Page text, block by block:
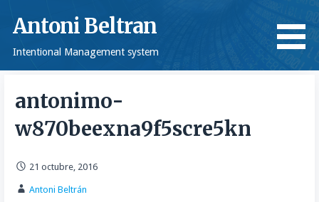
Antoni Beltran
Intentional Management system
antonimo-
w870beexna9f5scre5kn
21 octubre, 2016
Antoni Beltrán